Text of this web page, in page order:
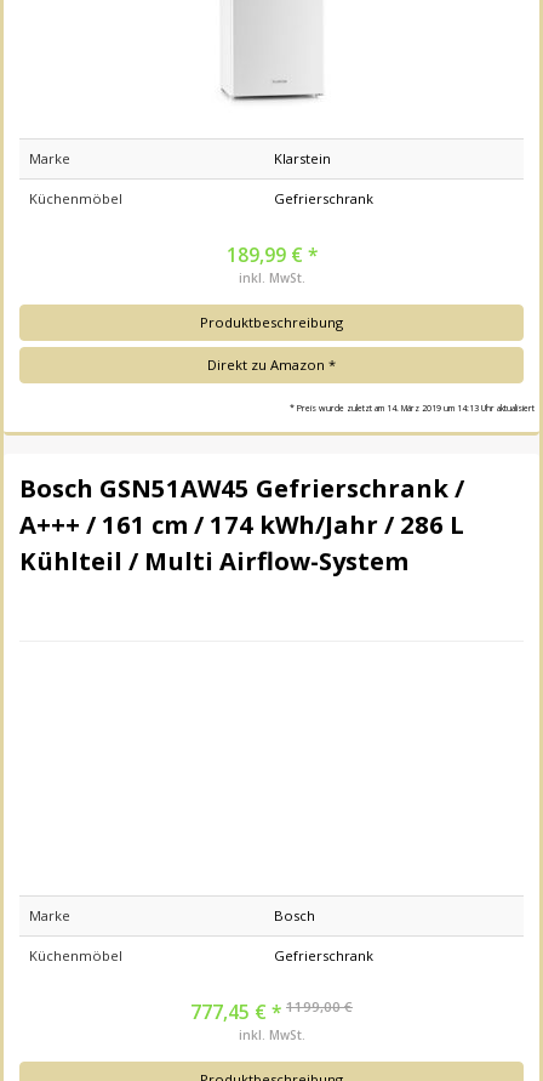
Marke Klarstein
Küchenmöbel Gefrierschrank
189,99 € *
inkl. MwSt.
Produktbeschreibung
Direkt zu Amazon *
* Preis wurde zuletzt am 14. März 2019 um 14:13 Uhr aktualisiert
Bosch GSN51AW45 Gefrierschrank /
A+++ / 161 cm / 174 kWh/Jahr / 286 L
Kühlteil / Multi Airflow-System
Marke Bosch
Küchenmöbel Gefrierschrank
777,45 € * 1199,00 €
inkl. MwSt.